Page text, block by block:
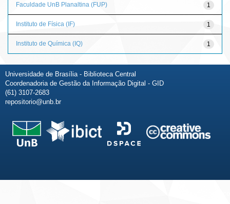
1
Faculdade UnB Planaltina (FUP)
1
Instituto de Física (IF)
1
Instituto de Química (IQ)
Universidade de Brasília - Biblioteca Central
Coordenadoria de Gestão da Informação Digital - GID
(61) 3107-2683
repositorio@unb.br